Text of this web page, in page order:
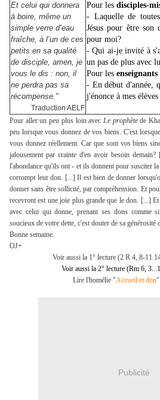
Et celui qui donnera
à boire, même un
simple verre d’eau
fraîche, à l’un de ces
petits en sa qualité
de disciple, amen, je
vous le dis : non, il
ne perdra pas sa
récompense."
Traduction AELF
Pour les disciples-
- Laquelle de
Jésus pour être
pour moi?
- Qui ai-je invité à
un pas de plus avec
Pour les enseignants
- En début d'année,
j'énonce à mes
Pour aller un peu plus loin avec Le prophètede
peu lorsque vous donnez de vos biens. C'est
vous donnez réellement. Car que sont vos biens
jalousement par crainte d'en avoir besoin
l'abondance qu'ils ont - et ils donnent pour susciter
corrompt leur don. [...] Il est bien de donner
donner sans être sollicité, par compréhension. Et
recevront est une joie plus grande que le don. [...]
avec celui qui donne, prenant ses dons comme
soucieux de votre dette, c'est douter de sa
Bonne semaine.
OJ+
Voir aussi la 1° lecture (2 R 4, 8-
Voir aussi la 2° lecture (Rm 6,
Lire l'homélie "Accueil et don"
Publicité